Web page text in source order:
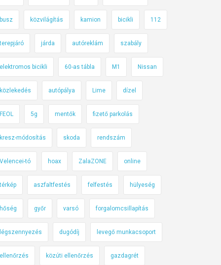
busz közvilágítás kamion bicikli 112
terepjáró járda autóreklám szabály
elektromos bicikli 60-as tábla M1 Nissan
közlekedés autópálya Lime dízel
FEOL 5g mentők fizető parkolás
kresz-módosítás skoda rendszám
Velencei-tó hoax ZalaZONE online
térkép aszfaltfestés felfestés hülyeség
hőség győr varsó forgalomcsillapítás
légszennyezés dugódíj levegő munkacsoport
ellenőrzés közúti ellenőrzés gazdagrét